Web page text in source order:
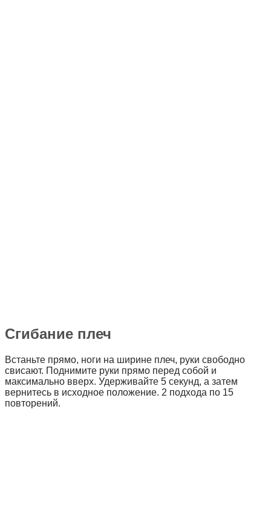
Сгибание плеч
Встаньте прямо, ноги на ширине плеч, руки свободно
свисают. Поднимите руки прямо перед собой и
максимально вверх. Удерживайте 5 секунд, а затем
вернитесь в исходное положение. 2 подхода по 15
повторений.